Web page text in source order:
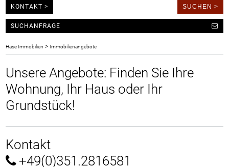
KONTAKT >
SUCHANFRAGE
Häse Immobilien > Immobilienangebote
Unsere Angebote: Finden Sie Ihre
Wohnung, Ihr Haus oder Ihr
Grundstück!
Kontakt
+49(0)351.2816581